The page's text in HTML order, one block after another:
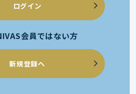
ログイン
会員ではない方
新規登録へ